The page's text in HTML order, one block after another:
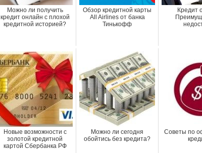
Можно ли получить
кредит онлайн с плохой
кредитной историей?
Обзор кредитной карты
All Airlines от банка
Тинькофф
Кредит
Новые возможности с
золотой кредитной
картой Сбербанка РФ
Можно ли сегодня
обойтись без кредита?
Советы по